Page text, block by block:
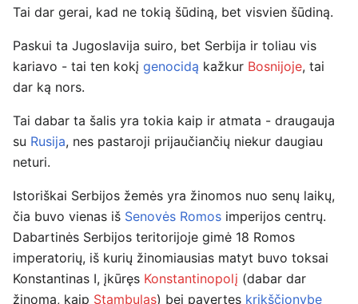
Tai dar gerai, kad ne tokią šūdiną, bet visvien šūdiną.
Paskui ta Jugoslavija suiro, bet Serbija ir toliau vis
kariavo - tai ten kokį genocidą kažkur Bosnijoje, tai
dar ką nors.
Tai dabar ta šalis yra tokia kaip ir atmata - draugauja
su Rusija, nes pastaroji prijaučiančių niekur daugiau
neturi.
Istoriškai Serbijos žemės yra žinomos nuo senų laikų,
čia buvo vienas iš Senovės Romos imperijos centrų.
Dabartinės Serbijos teritorijoje gimė 18 Romos
imperatorių, iš kurių žinomiausias matyt buvo toksai
Konstantinas I, įkūręs Konstantinopolį (dabar dar
žinomą, kaip Stambulas) bei pavertęs krikščionybę